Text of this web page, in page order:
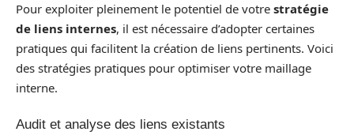
Pour exploiter pleinement le potentiel de votre stratégie
de liens internes, il est nécessaire d’adopter certaines
pratiques qui facilitent la création de liens pertinents. Voici
des stratégies pratiques pour optimiser votre maillage
interne.
Audit et analyse des liens existants